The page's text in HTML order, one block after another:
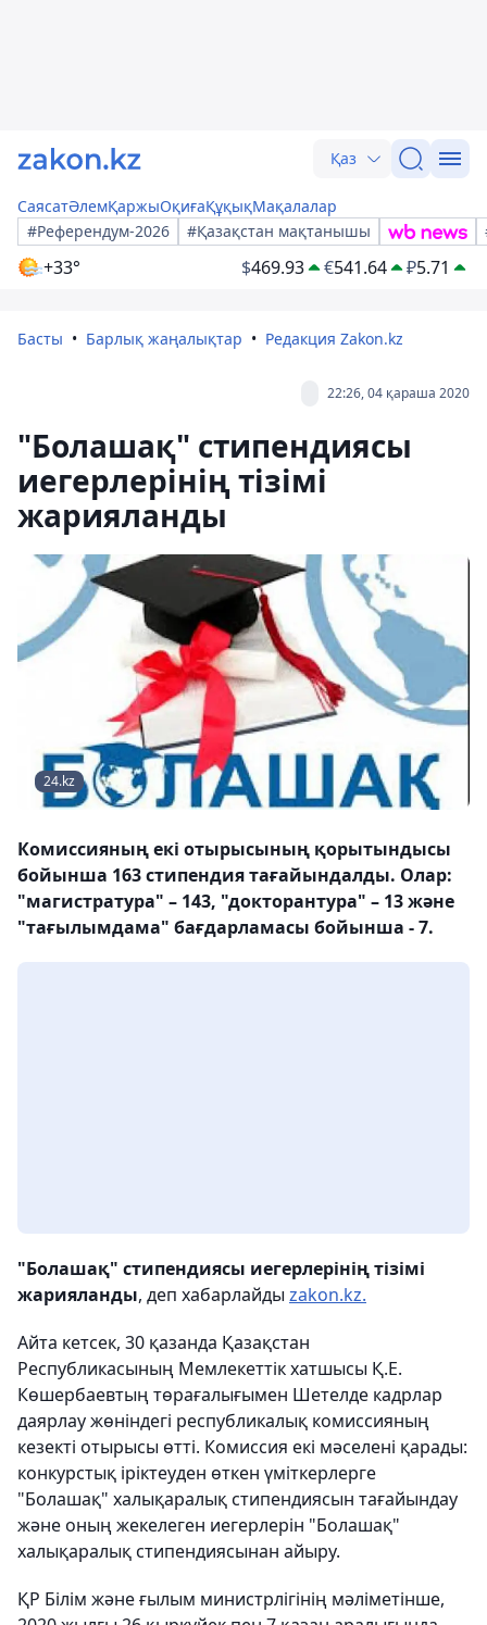
Қаз
СаясатӘлемҚаржыОқиғаҚұқықМақалалар
#Референдум-2026
#Қазақстан мақтанышы
+33° $469.93 €541.64 ₽5.71
Басты Барлық жаңалықтар Редакция Zakon.kz
22:26, 04 қараша 2020
"Болашақ" стипендиясы
иегерлерінің тізімі
жарияланды
24.kz
Комиссияның екі отырысының қорытындысы
бойынша 163 стипендия тағайындалды. Олар:
"магистратура" – 143, "докторантура" – 13 және
"тағылымдама" бағдарламасы бойынша - 7.
"Болашақ" стипендиясы иегерлерінің тізімі
жарияланды, деп хабарлайды zakon.kz.
Айта кетсек, 30 қазанда Қазақстан
Республикасының Мемлекеттік хатшысы Қ.Е.
Көшербаевтың төрағалығымен Шетелде кадрлар
даярлау жөніндегі республикалық комиссияның
кезекті отырысы өтті. Комиссия екі мәселені қарады:
конкурстық іріктеуден өткен үміткерлерге
"Болашақ" халықаралық стипендиясын тағайындау
және оның жекелеген иегерлерін "Болашақ"
халықаралық стипендиясынан айыру.
ҚР Білім және ғылым министрлігінің мәліметінше,